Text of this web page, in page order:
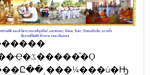
���Ѻ����Ҿ�ػ�����ͧ�Ǫ